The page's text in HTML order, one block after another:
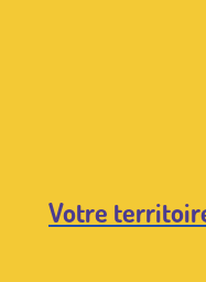
Votre